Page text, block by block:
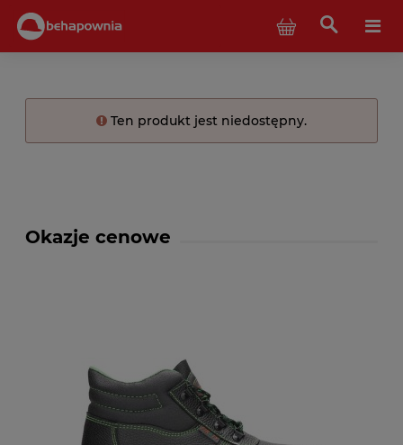
Ten produkt jest niedostępny.
Okazje cenowe